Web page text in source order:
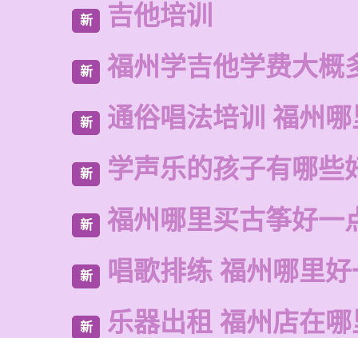
新 吉他培训
新 福州学吉他学费大概
新 通俗唱法培训 福州
新 学声乐的孩子有哪些
新 福州哪里买古筝好一
新 唱歌排练 福州哪里
新 乐器出租 福州店在